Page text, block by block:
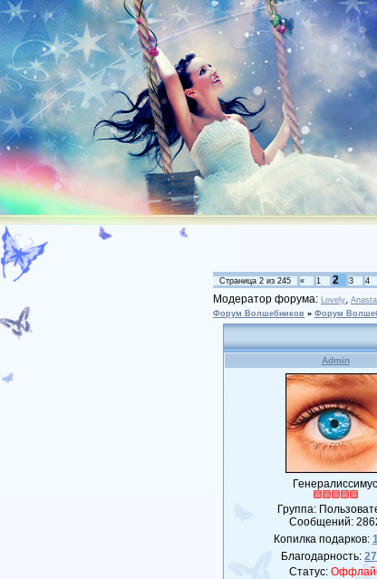
Страница 2 из 245 « 1 2 3 4
Модератор форума: Lovely,
Форум Волшебников » Форум
Admin
Генералиссимус
Группа:
Сообщений:
Копилка подарков:
Благодарность:
Статус: